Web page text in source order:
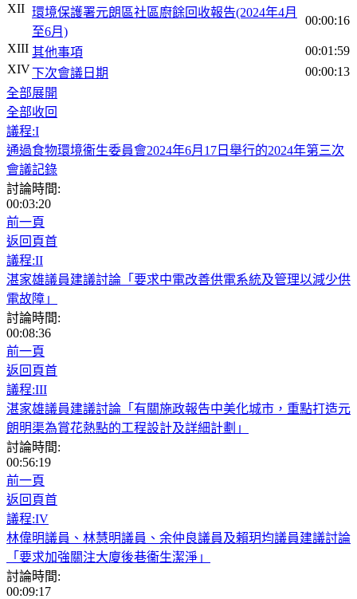
XII 環境保護署元朗區社區廚餘回收報告(2024年4月
至6月)
00:00:16
XIII 其他事項
00:01:59
XIV下次會議日期
00:00:13
全部展開
全部收回
議程:I
通過食物環境衞生委員會2024年6月17日舉行的2024年第三次
會議記錄
討論時間:
00:03:20
前一頁
返回頁首
議程:II
湛家雄議員建議討論「要求中電改善供電系統及管理以減少供
電故障」
討論時間:
00:08:36
前一頁
返回頁首
議程:III
湛家雄議員建議討論「有關施政報告中美化城市，重點打造元
朗明渠為賞花熱點的工程設計及詳細計劃」
討論時間:
00:56:19
前一頁
返回頁首
議程:IV
林偉明議員、林慧明議員、余仲良議員及賴玥均議員建議討論
「要求加強關注大廈後巷衞生潔淨」
討論時間:
00:09:17